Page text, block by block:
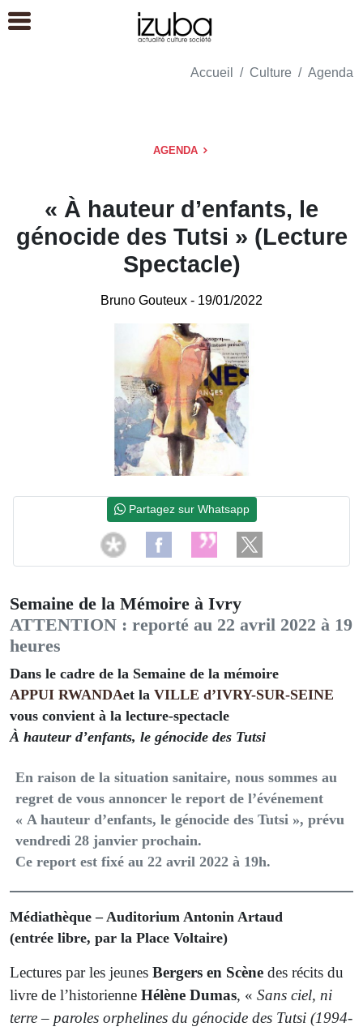
Accueil Culture Agenda
AGENDA
« À hauteur d’enfants, le
génocide des Tutsi » (Lecture
Spectacle)
Bruno Gouteux - 19/01/2022
Semaine de la Mémoire à Ivry
ATTENTION : reporté au 22 avril 2022 à 19
heures
Dans le cadre de la Semaine de la mémoire
APPUI RWANDAet la VILLE d’IVRY-SUR-SEINE
vous convient à la lecture-spectacle
À hauteur d’enfants, le génocide des Tutsi
En raison de la situation sanitaire, nous sommes au
regret de vous annoncer le report de l’événement
« A hauteur d’enfants, le génocide des Tutsi », prévu
vendredi 28 janvier prochain.
Ce report est fixé au 22 avril 2022 à 19h.
Médiathèque – Auditorium Antonin Artaud
(entrée libre, par la Place Voltaire)
Lectures par les jeunes Bergers en Scène des récits du
livre de l’historienne Hélène Dumas, « Sans ciel, ni
terre – paroles orphelines du génocide des Tutsi (1994-
Partagez sur Whatsapp